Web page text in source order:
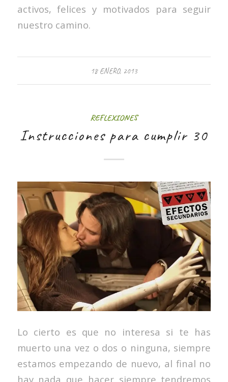
activos, felices y motivados para seguir
nuestro camino.
18 ENERO, 2013
REFLEXIONES
Instrucciones para cumplir 30
Lo cierto es que no interesa si te has
muerto una vez o dos o ninguna, siempre
estamos empezando de nuevo, al final no
hay nada que hacer siempre tendremos